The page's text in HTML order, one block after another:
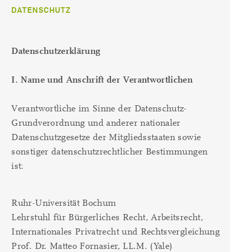
DATENSCHUTZ
Datenschutzerklärung
I. Name und Anschrift der Verantwortlichen
Verantwortliche im Sinne der Datenschutz-
Grundverordnung und anderer nationaler
Datenschutzgesetze der Mitgliedsstaaten sowie
sonstiger datenschutzrechtlicher Bestimmungen
ist:
Ruhr-Universität Bochum
Lehrstuhl für Bürgerliches Recht, Arbeitsrecht,
Internationales Privatrecht und Rechtsvergleichung
Prof. Dr. Matteo Fornasier, LL.M. (Yale)